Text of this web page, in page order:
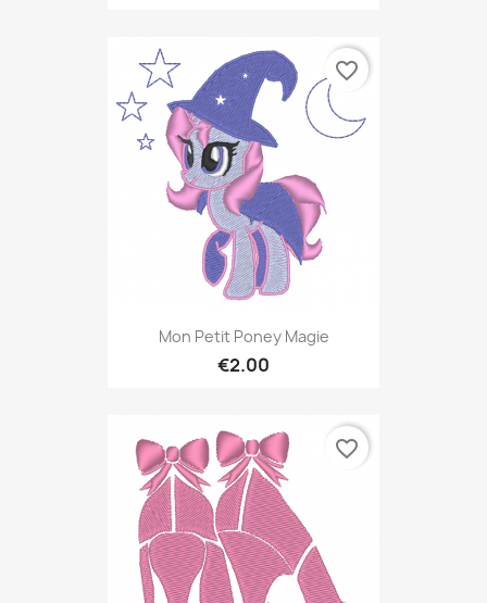
Mon Petit Poney Magie
€2.00
favorite_border
favorite_border